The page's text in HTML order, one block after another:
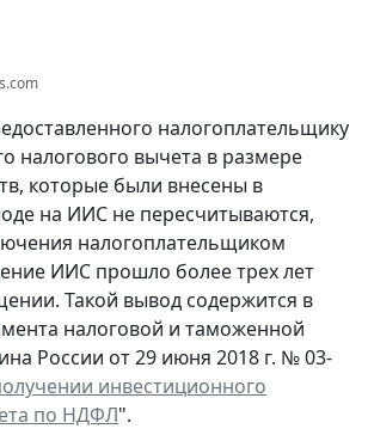
налогоплательщику
налогового вычета в размере
которые были внесены в
на ИИС не пересчитываются,
налогоплательщиком
ИИС прошло более трех лет
Такой вывод содержится в
налоговой и таможенной
России от 29 июня 2018 г. № 03-
инвестиционного
по НДФЛ".